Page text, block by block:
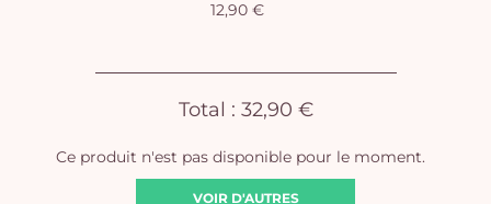
Ce produit n'est pas disponible pour le moment.
VOIR D'AUTRES
12,90 €
Total : 32,90 €